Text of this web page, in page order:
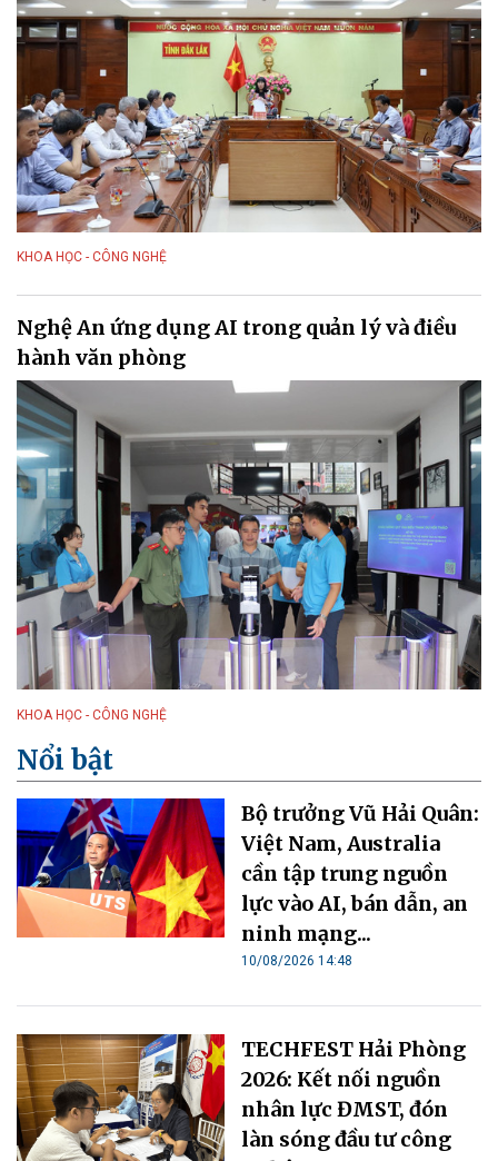
KHOA HỌC - CÔNG NGHỆ
Nghệ An ứng dụng AI trong quản lý và điều
hành văn phòng
KHOA HỌC - CÔNG NGHỆ
Nổi bật
Bộ trưởng Vũ Hải Quân:
Việt Nam, Australia
cần tập trung nguồn
lực vào AI, bán dẫn, an
ninh mạng...
10/08/2026 14:48
TECHFEST Hải Phòng
2026: Kết nối nguồn
nhân lực ĐMST, đón
làn sóng đầu tư công